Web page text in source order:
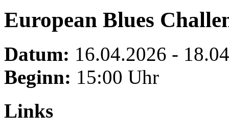
European Blues
Datum: 16.04.2026 -
Beginn: 15:00 Uhr
Links